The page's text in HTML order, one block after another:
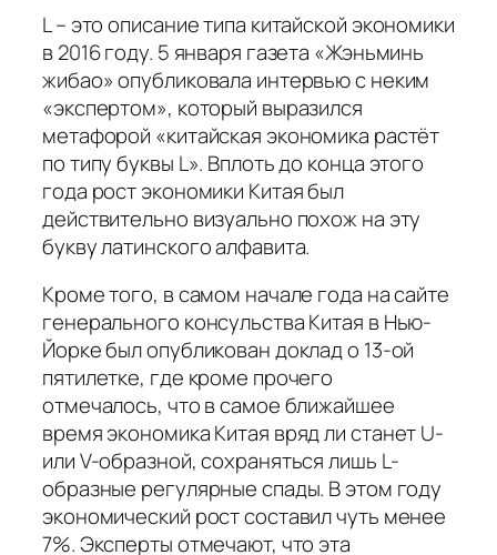
L – это описание типа китайской экономики
в 2016 году. 5 января газета «Жэньминь
жибао» опубликовала интервью с неким
«экспертом», который выразился
метафорой «китайская экономика растёт
по типу буквы L». Вплоть до конца этого
года рост экономики Китая был
действительно визуально похож на эту
букву латинского алфавита.
Кроме того, в самом начале года на сайте
генерального консульства Китая в Нью-
Йорке был опубликован доклад о 13-ой
пятилетке, где кроме прочего
отмечалось, что в самое ближайшее
время экономика Китая вряд ли станет U-
или V-образной, сохраняться лишь L-
образные регулярные спады. В этом году
экономический рост составил чуть менее
7%. Эксперты отмечают, что эта